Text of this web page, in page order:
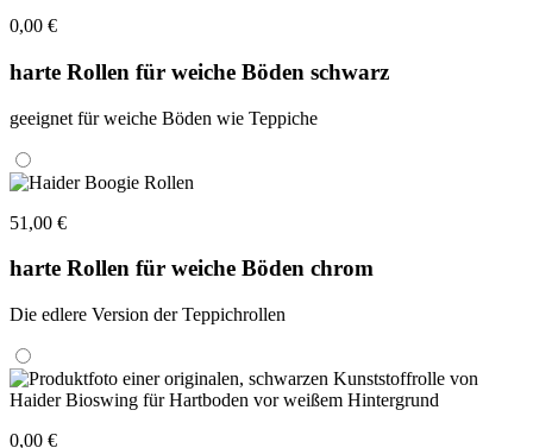
0,00 €
harte Rollen für weiche Böden schwarz
geeignet für weiche Böden wie Teppiche
51,00 €
harte Rollen für weiche Böden chrom
Die edlere Version der Teppichrollen
0,00 €